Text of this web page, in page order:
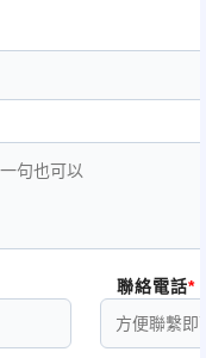
富貴滿足一整年，進
五財圓滿、財運大開
聯絡電話